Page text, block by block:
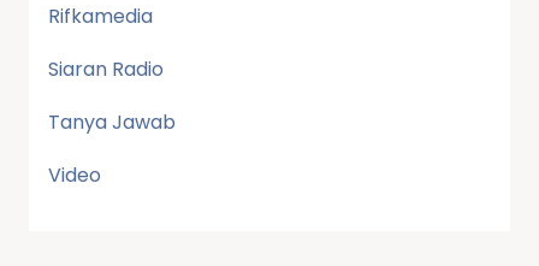
Rifkamedia
Siaran Radio
Tanya Jawab
Video